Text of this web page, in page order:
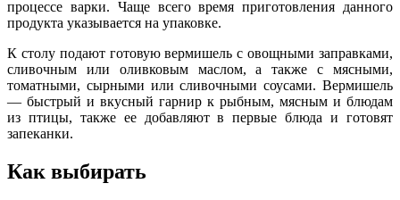
процессе варки. Чаще всего время приготовления данного
продукта указывается на упаковке.
К столу подают готовую вермишель с овощными заправками,
сливочным или оливковым маслом, а также с мясными,
томатными, сырными или сливочными соусами. Вермишель
— быстрый и вкусный гарнир к рыбным, мясным и блюдам
из птицы, также ее добавляют в первые блюда и готовят
запеканки.
Как выбирать